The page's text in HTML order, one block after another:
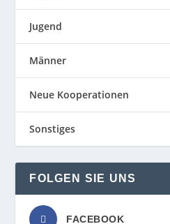
Jugend
Männer
Neue Kooperationen
Sonstiges
FOLGEN SIE UNS
FACEBOOK